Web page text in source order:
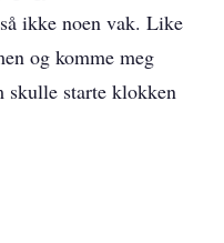
ikke noen vak. Like
og komme meg
skulle starte klokken